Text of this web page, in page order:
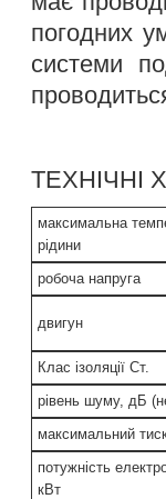
погодних
системи
ТЕХНІЧНІ
максимальна
рідини
робоча напруга
двигун
Клас ізоляції Ст.
рівень шуму, дБ
максимальний
потужність
кВт